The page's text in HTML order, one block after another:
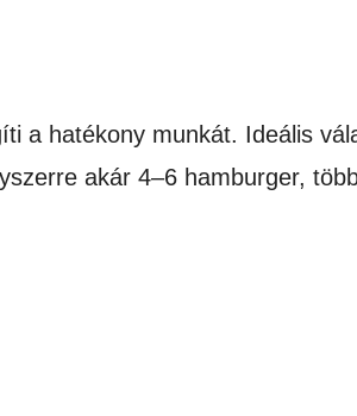
a hatékony munkát. Ideális
akár 4–6 hamburger,